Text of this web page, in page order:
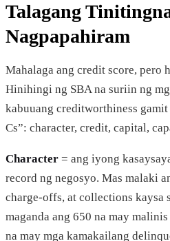
Talagang
Nagpapahiram
Mahalaga ang credit score, pero
Hinihingi ng SBA na suriin ng
kabuuang creditworthiness
Cs”: character, credit, capital,
Character = ang iyong
record ng negosyo. Mas malaki
charge-offs, at collections kaysa
maganda ang 650 na may
na may mga kamakailang